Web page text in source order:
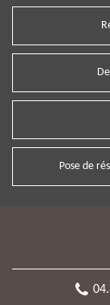
Pose de